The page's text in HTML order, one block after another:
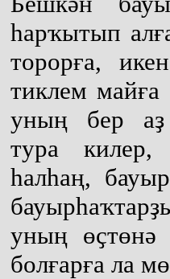
һарҡытып
торорға,
тиклем
уның бер аҙ
тура
һалһаң,
уның өҫтөнә
болғарға ла